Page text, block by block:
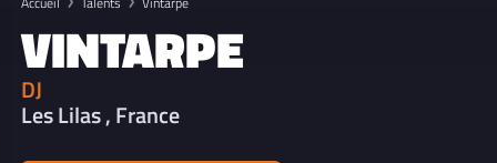
VINTARPE
DJ
Les Lilas , France